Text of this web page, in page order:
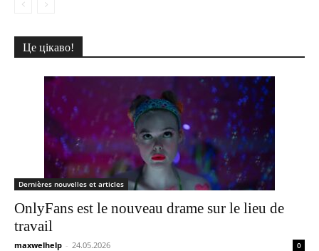
Це цікаво!
Dernières nouvelles et articles
OnlyFans est le nouveau drame sur le lieu de
travail
maxwelhelp - 24.05.2026 0